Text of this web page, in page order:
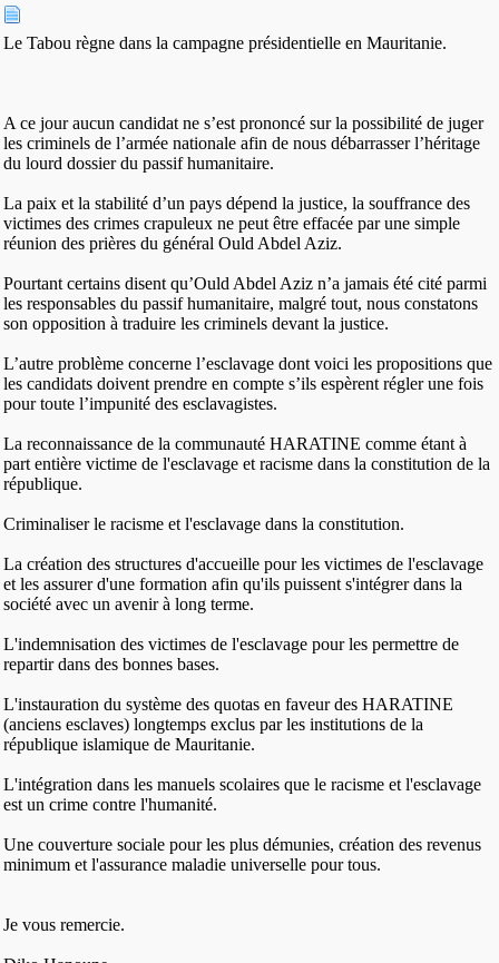
Le Tabou règne dans la campagne présidentielle en Mauritanie.
A ce jour aucun candidat ne s’est prononcé sur la possibilité de juger
les criminels de l’armée nationale afin de nous débarrasser l’héritage
du lourd dossier du passif humanitaire.
La paix et la stabilité d’un pays dépend la justice, la souffrance des
victimes des crimes crapuleux ne peut être effacée par une simple
réunion des prières du général Ould Abdel Aziz.
Pourtant certains disent qu’Ould Abdel Aziz n’a jamais été cité parmi
les responsables du passif humanitaire, malgré tout, nous constatons
son opposition à traduire les criminels devant la justice.
L’autre problème concerne l’esclavage dont voici les propositions que
les candidats doivent prendre en compte s’ils espèrent régler une fois
pour toute l’impunité des esclavagistes.
La reconnaissance de la communauté HARATINE comme étant à
part entière victime de l'esclavage et racisme dans la constitution de la
république.
Criminaliser le racisme et l'esclavage dans la constitution.
La création des structures d'accueille pour les victimes de l'esclavage
et les assurer d'une formation afin qu'ils puissent s'intégrer dans la
société avec un avenir à long terme.
L'indemnisation des victimes de l'esclavage pour les permettre de
repartir dans des bonnes bases.
L'instauration du système des quotas en faveur des HARATINE
(anciens esclaves) longtemps exclus par les institutions de la
république islamique de Mauritanie.
L'intégration dans les manuels scolaires que le racisme et l'esclavage
est un crime contre l'humanité.
Une couverture sociale pour les plus démunies, création des revenus
minimum et l'assurance maladie universelle pour tous.
Je vous remercie.